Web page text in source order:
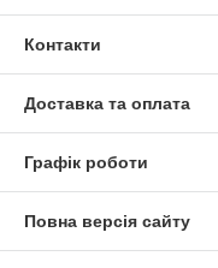
Контакти
Доставка та оплата
Графік роботи
Повна версія сайту